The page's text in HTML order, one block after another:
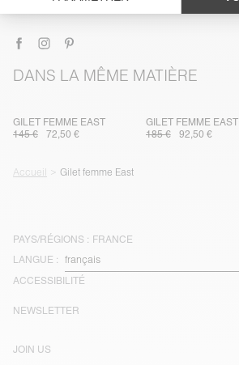
DANS LA MÊME MATIÈRE
GILET FEMME EAST
145 €
72,50 €
GILET FEMME EAST
185 €
92,50 €
Accueil Gilet femme East
PAYS/RÉGIONS : FRANCE
LANGUE :
ACCESSIBILITÉ
JOIN US
NEWSLETTER